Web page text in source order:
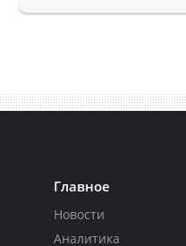
Главное
Новости
Аналитика